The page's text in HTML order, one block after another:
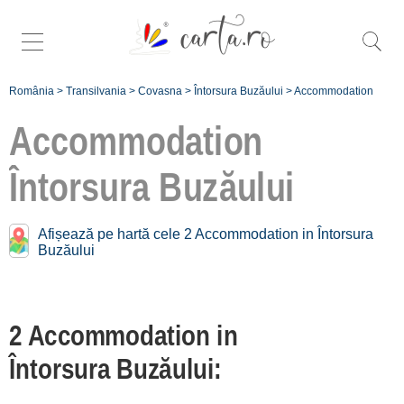
România > Transilvania > Covasna > Întorsura Buzăului >Accommodation
Accommodation
Întorsura Buzăului
Afișează pe hartă cele 2 Accommodation in Întorsura
Buzăului
2 Accommodation in
Întorsura Buzăului:
Accommodation near
Comandau
[1 offers at 26.6 km]
Sfântu Gheorghe